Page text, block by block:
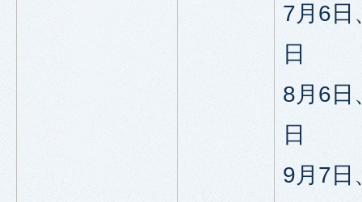
7月6日
日
8月6日
日
9月7日